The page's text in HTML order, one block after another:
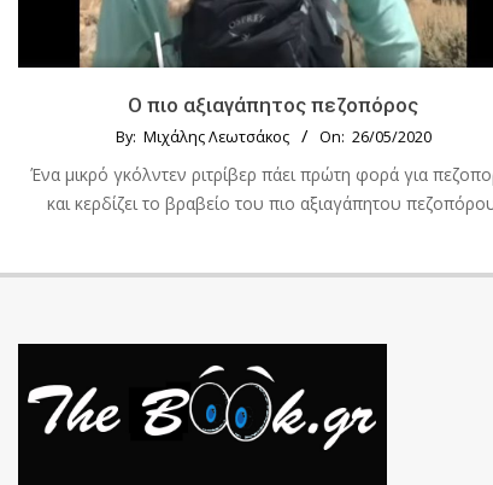
Ο πιο αξιαγάπητος πεζοπόρος
By: Μιχάλης Λεωτσάκος On: 26/05/2020
Ένα μικρό γκόλντεν ριτρίβερ πάει πρώτη φορά για
και κερδίζει το βραβείο του πιο αξιαγάπητου